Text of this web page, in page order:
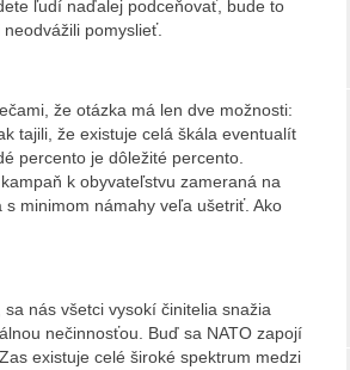
ľudí naďalej podceňovať, bude to
pomyslieť.
že otázka má len dve možnosti:
tajili, že existuje celá škála eventualít
percento je dôležité percento.
k obyvateľstvu zameraná na
minimom námahy veľa ušetriť. Ako
nás všetci vysokí činitelia snažia
nečinnosťou. Buď sa NATO zapojí
existuje celé široké spektrum medzi